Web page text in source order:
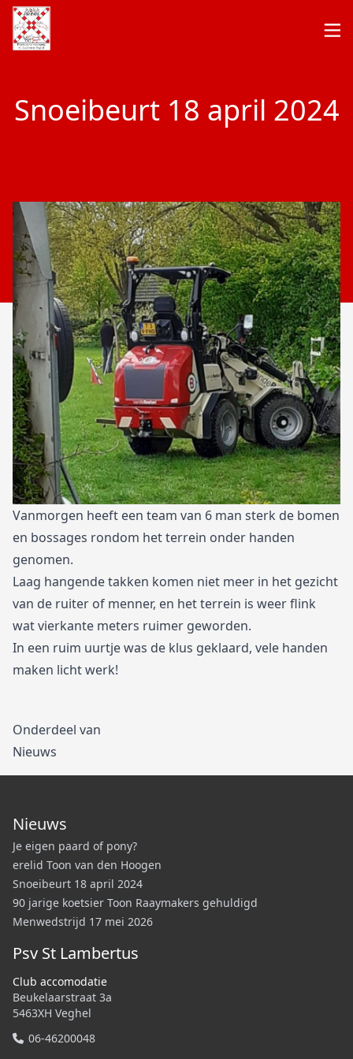
Snoeibeurt 18 april 2024
Vanmorgen heeft een team van 6 man sterk de bomen
en bossages rondom het terrein onder handen
genomen.
Laag hangende takken komen niet meer in het gezicht
van de ruiter of menner, en het terrein is weer flink
wat vierkante meters ruimer geworden.
In een ruim uurtje was de klus geklaard, vele handen
maken licht werk!
Onderdeel van
Nieuws
Nieuws
Je eigen paard of pony?
erelid Toon van den Hoogen
Snoeibeurt 18 april 2024
90 jarige koetsier Toon Raaymakers gehuldigd
Menwedstrijd 17 mei 2026
Psv St Lambertus
Club accomodatie
Beukelaarstraat 3a
5463XH Veghel
06-46200048